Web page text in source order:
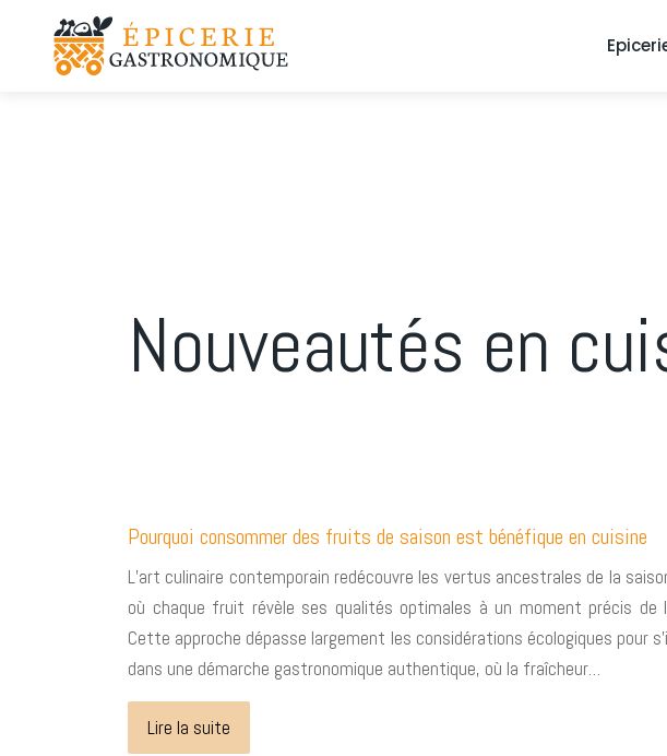
Nouveautés en
Pourquoi consommer des fruits de saison est bénéfique en cuisine
L’art culinaire contemporain redécouvre les vertus ancestrales de la
où chaque fruit révèle ses qualités optimales à un moment précis de
Cette approche dépasse largement les considérations écologiques pour
dans une démarche gastronomique authentique, où la fraîcheur…
Lire la suite